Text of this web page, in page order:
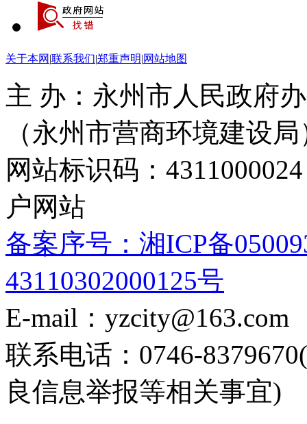
关于本网 |联系我们|郑重声明|网站地图
主 办：永州市人民政府
（永州市营商环境建设局
网站标识码：
户网站
备案序号：湘ICP备
43110302000125号
E-mail：yzcity@163.com
联系电话：0746-
良信息举报等相关事宜)